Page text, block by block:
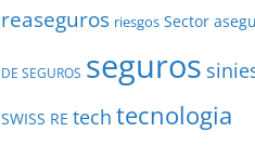
reaseguros riesgos Sector
DE SEGUROS seguros
SWISS RE tech tecnologia